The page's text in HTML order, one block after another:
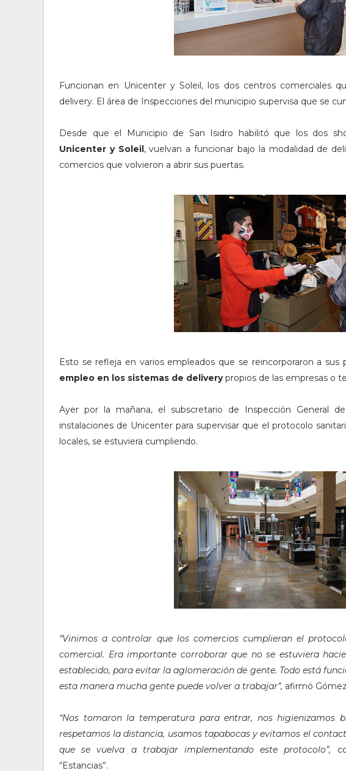
Funcionan en Unicenter y Soleil, los dos centros comerciales
delivery. El área de Inspecciones del municipio supervisa que se
Desde que el Municipio de San Isidro habilitó que los dos
Unicenter y Soleil, vuelvan a funcionar bajo la modalidad de
comercios que volvieron a abrir sus puertas.
Esto se refleja en varios empleados que se reincorporaron a
empleo en los sistemas de deliverypropios de las empresas o
Ayer por la mañana, el subscretario de Inspección General
instalaciones de Unicenter para supervisar que el protocolo
locales, se estuviera cumpliendo.
“Vinimos a controlar que los comercios cumplieran el
comercial. Era importante corroborar que no se estuviera
establecido, para evitar la aglomeración de gente. Todo está
esta manera mucha gente puede volver a trabajar”, afirmó
“Nos tomaron la temperatura para entrar, nos higienizamos
respetamos la distancia, usamos tapabocas y evitamos el
que se vuelva a trabajar implementando este protocolo”,
“Estancias”.